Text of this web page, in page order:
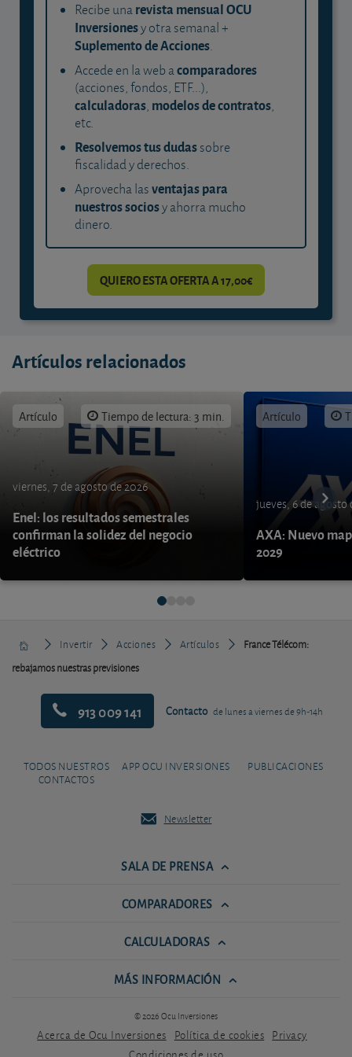
Recibe unarevista mensual OCU
Inversionesy otra semanal +
Suplemento de Acciones.
Accede en la web acomparadores
(acciones, fondos, ETF...),
calculadoras, modelos de contratos,
etc.
Resolvemos tus dudassobre
fiscalidad y derechos.
Aprovecha lasventajas para
nuestros sociosy ahorra mucho
dinero.
QUIERO ESTA OFERTA A 17,00€
Artículos relacionados
Artículo Tiempo de lectura: 3 min.
viernes, 7 de agosto de 2026
Enel: los resultados semestrales
confirman la solidez del negocio
eléctrico
Artículo
jueves, 6 de agosto
AXA: Nuevo
2029
Invertir Acciones Artículos
France Télécom:
rebajamos nuestras previsiones
913 009 141 Contacto de lunes a viernes de 9h-14h
TODOS NUESTROS
CONTACTOS
APP OCU INVERSIONES PUBLICACIONES
Newsletter
SALA DE PRENSA
COMPARADORES
CALCULADORAS
MÁS INFORMACIÓN
© 2026 Ocu Inversiones
Acerca de Ocu Inversiones Política de cookies Privacy